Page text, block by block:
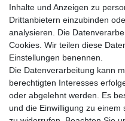
Wir
Inhalte und Anzeigen zu
Drittanbietern einzubinden
analysieren. Die
Cookies. Wir teilen diese
Einstellungen benennen.
Die Datenverarbeitung kann
berechtigten Interesses
oder abgelehnt werden. Es
und die Einwilligung zu